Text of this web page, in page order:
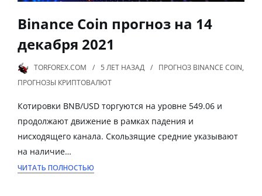
Binance Coin прогноз на 14
декабря 2021
TORFOREX.COM 5 ЛЕТ НАЗАД ПРОГНОЗ BINANCE COIN,
ПРОГНОЗЫ КРИПТОВАЛЮТ
Котировки BNB/USD торгуются на уровне 549.06 и
продолжают движение в рамках падения и
нисходящего канала. Скользящие средние указывают
на наличие…
ЧИТАТЬ ПОЛНОСТЬЮ